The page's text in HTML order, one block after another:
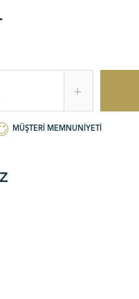
+
MÜŞTERI MEMNUNIYETI